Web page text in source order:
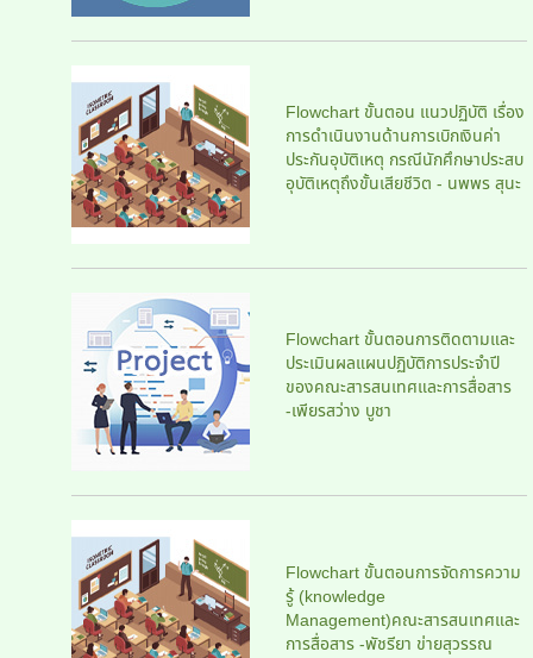
Flowchart ขั้นตอน แนวปฏิบัติ เรื่อง
การดำเนินงานด้านการเบิกเงินค่า
ประกันอุบัติเหตุ กรณีนักศึกษาประสบ
อุบัติเหตุถึงขั้นเสียชีวิต - นพพร สุนะ
Flowchart ขั้นตอนการติดตามและ
ประเมินผลแผนปฏิบัติการประจําปี
ของคณะสารสนเทศและการสื่อสาร
-เพียรสว่าง บูชา
Flowchart ขั้นตอนการจัดการความ
รู้ (knowledge
Management)คณะสารสนเทศและ
การสื่อสาร -พัชรียา ข่ายสุวรรณ